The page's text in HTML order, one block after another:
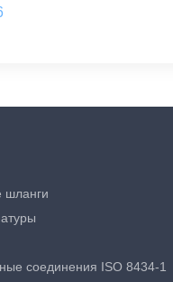
шланги
соединения ISO 8434-1